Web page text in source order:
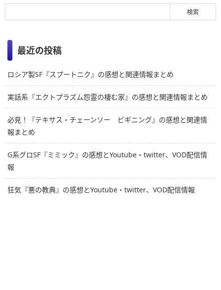
最近の投稿
ロシア製SF『スプートニク』の感想と関連情報まとめ
実話系『エクトプラズム怨霊の棲む家』の感想と関連情報まとめ
必見！『テキサス・チェーンソー ビギニング』の感想と関連情
報まとめ
G系グロSF『ミミック』の感想とYoutube・twitter、VOD配信情
報
狂気『悪の教典』の感想とYoutube・twitter、VOD配信情報